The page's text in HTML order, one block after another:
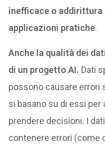
inefficace o addirittura
applicazioni pratiche.
Anche la qualità dei
di un progetto AI. Dati
possono causare errori
si basano su di essi per
prendere decisioni. I
contenere errori (come